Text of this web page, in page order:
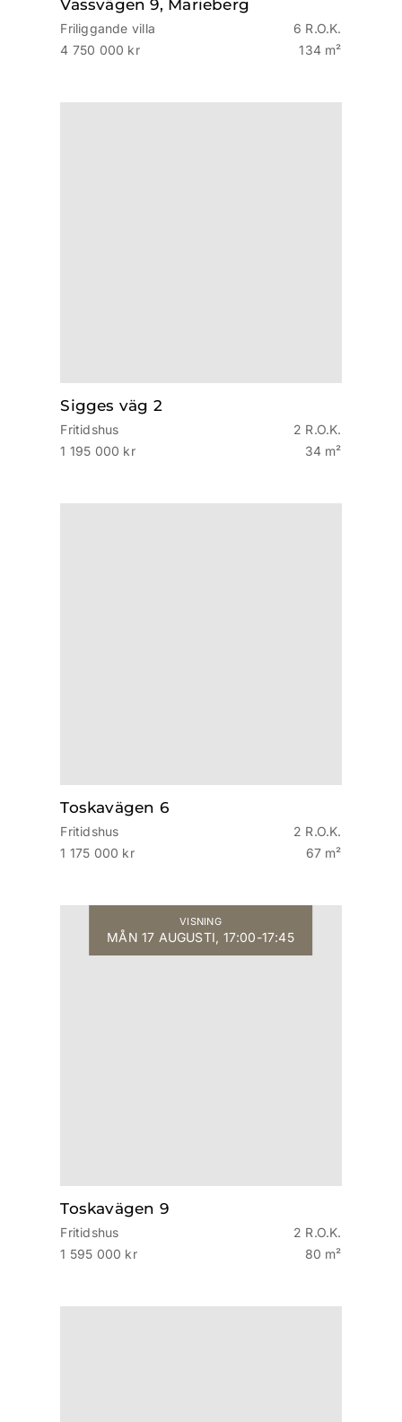
Vassvägen 9, Marieberg
Friliggande villa
6 R.O.K.
4 750 000 kr
134 m²
Sigges väg 2
Fritidshus
2 R.O.K.
1 195 000 kr
34 m²
Toskavägen 6
Fritidshus
2 R.O.K.
1 175 000 kr
67 m²
VISNING
MÅN 17 AUGUSTI, 17:00-17:45
Toskavägen 9
Fritidshus
2 R.O.K.
1 595 000 kr
80 m²